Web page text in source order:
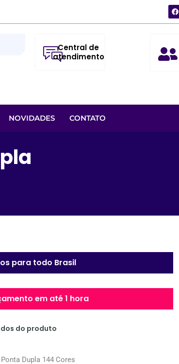
Central de
atendimento
NOVIDADES CONTATO
para todo Brasil
em até 1 hora
do produto
Dupla 144 Cores